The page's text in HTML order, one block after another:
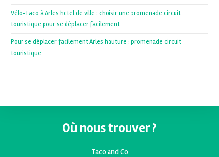
Vélo-Taco à Arles hotel de ville : choisir une promenade circuit
touristique pour se déplacer facilement
Pour se déplacer facilement Arles hauture : promenade circuit
touristique
Où nous trouver ?
Taco and Co